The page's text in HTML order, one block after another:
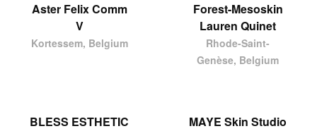
Aster Felix Comm
V
Kortessem, Belgium
Forest-Mesoskin
Lauren Quinet
Rhode-Saint-
Genèse, Belgium
BLESS ESTHETIC MAYE Skin Studio